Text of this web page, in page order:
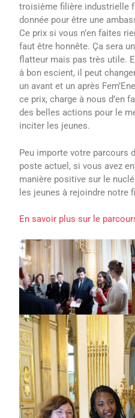
troisième filière industrielle
donnée pour être une
Ce prix si vous n’en faites
faut être honnête. Ça sera
flatteur mais pas très utile.
à bon escient, il peut
un avant et un après
ce prix, charge à nous d’en
des belles actions pour le
inciter les jeunes.
Peu importe votre parcours
poste actuel, si vous avez
manière positive sur le
les jeunes à rejoindre notre
En savoir plus sur le